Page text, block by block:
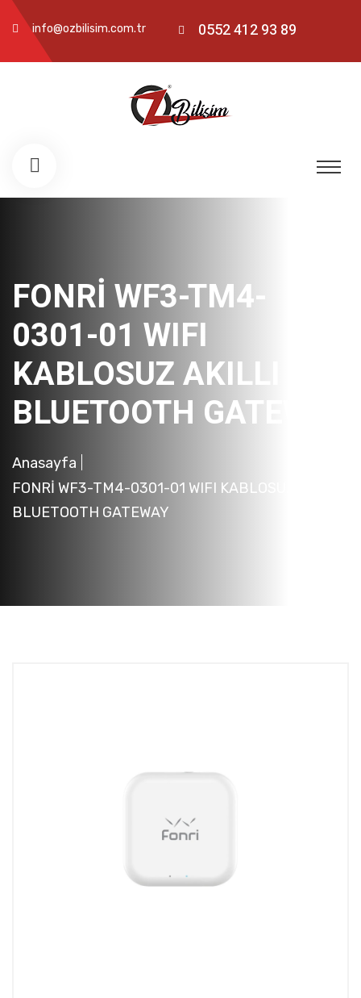
info@ozbilisim.com.tr 0552 412 93 89
FONRİ WF3-TM4-
0301-01 WIFI
KABLOSUZ AKILLI
BLUETOOTH GATEWAY
Anasayfa
FONRİ WF3-TM4-0301-01 WIFI KABLOSUZ AKILLI
BLUETOOTH GATEWAY